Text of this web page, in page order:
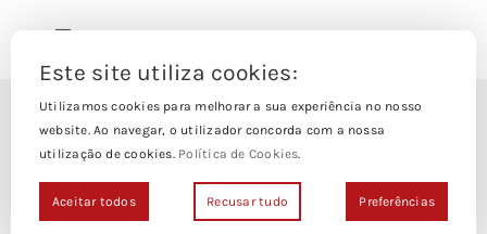
Navigation
Termos e Condições
© Copyright 1988- 2026
Loja Edições Piaget byPiaget Ensino Superior
direitos Reservados | Powered by
Este site utiliza cookies:
Utilizamos cookies para melhorar a sua experiência no nosso
website. Ao navegar, o utilizador concorda com a nossa
utilização de cookies. Política de Cookies.
Aceitar todos Recusar tudo Preferências